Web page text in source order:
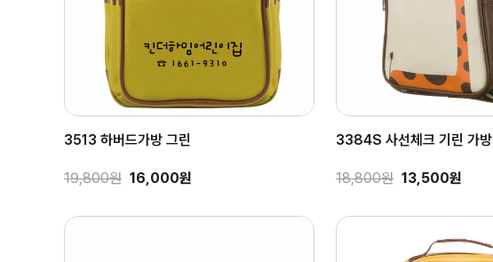
3513 하버드가방 그린
19,800원 16,000원
3384S 사선체크 기린 가방
18,800원 13,500원